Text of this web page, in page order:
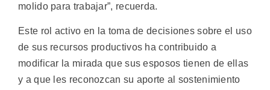
molido para trabajar”, recuerda.
Este rol activo en la toma de decisiones sobre el uso
de sus recursos productivos ha contribuido a
modificar la mirada que sus esposos tienen de ellas
y a que les reconozcan su aporte al sostenimiento